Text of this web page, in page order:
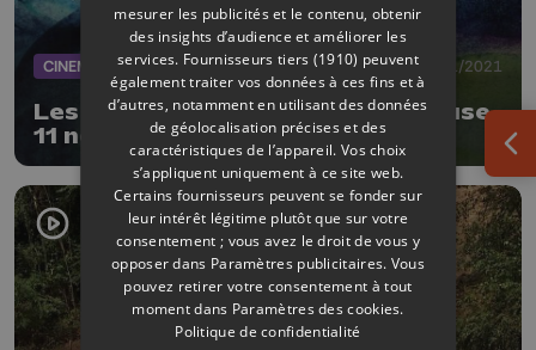
CINEMA 18/11/2021
Les Liégeois de Camera-etc diffuse
11 nouveaux courts-métrages
mesurer les publicités et le contenu, obtenir
des insights d’audience et améliorer les
services. Fournisseurs tiers (1910) peuvent
également traiter vos données à ces fins et à
d’autres, notamment en utilisant des données
de géolocalisation précises et des
caractéristiques de l’appareil. Vos choix
s’appliquent uniquement à ce site web.
Certains fournisseurs peuvent se fonder sur
leur intérêt légitime plutôt que sur votre
consentement ; vous avez le droit de vous y
opposer dans Paramètres publicitaires. Vous
pouvez retirer votre consentement à tout
moment dans Paramètres des cookies.
Politique de confidentialité